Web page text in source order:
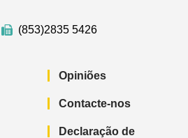
(853)2835 5426
Opiniões
Contacte-nos
Declaração de